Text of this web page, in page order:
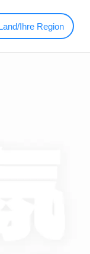
Ihre Region